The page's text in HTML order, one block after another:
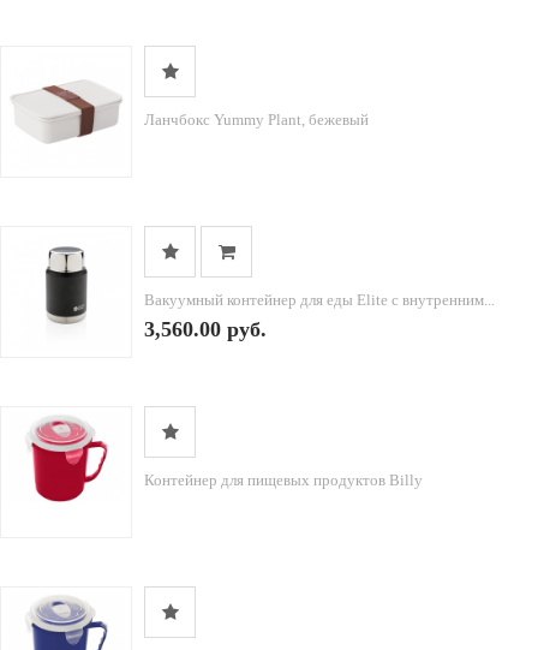
Ланчбокс Yummy Plant, бежевый
Вакуумный контейнер для еды Elite с внутренним...
3,560.00 руб.
Контейнер для пищевых продуктов Billy